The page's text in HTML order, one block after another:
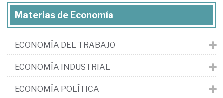
Materias de Economía
ECONOMÍA DEL TRABAJO
ECONOMÍA INDUSTRIAL
ECONOMÍA POLÍTICA